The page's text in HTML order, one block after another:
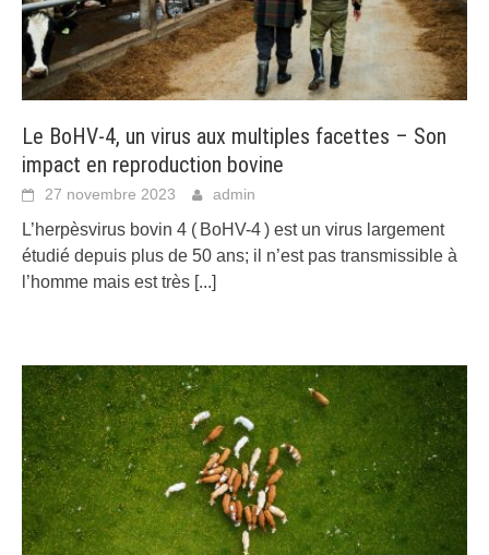
Le BoHV-4, un virus aux multiples facettes – Son
impact en reproduction bovine
27 novembre 2023 admin
L’herpèsvirus bovin 4 ( BoHV-4 ) est un virus largement
étudié depuis plus de 50 ans; il n’est pas transmissible à
l’homme mais est très [...]